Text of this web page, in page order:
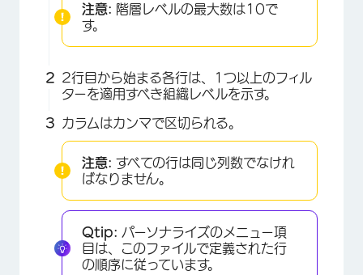
注意: 階層レベルの最大数は10で
す。
2行目から始まる各行は、1つ以上のフィル
ターを適用すべき組織レベルを示す。
カラムはカンマで区切られる。
注意: すべての行は同じ列数でなけれ
ばなりません。
Qtip: パーソナライズのメニュー項
目は、このファイルで定義された行
の順序に従っています。